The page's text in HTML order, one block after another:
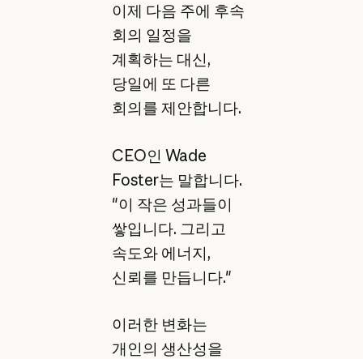
이제 다음 주에 후속
회의 일정을
계획하는 대신,
당일에 또 다른
회의를 제안합니다.
CEO인 Wade
Foster는 말합니다.
"이 작은 성과들이
쌓입니다. 그리고
속도와 에너지,
신뢰를 만듭니다."
이러한 변화는
개인의 생산성을